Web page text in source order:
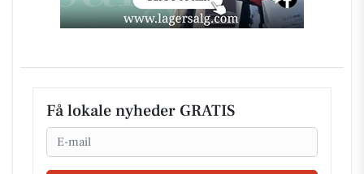
Få lokale nyheder GRATIS
Email